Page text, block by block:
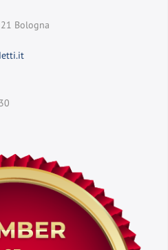
Bologna